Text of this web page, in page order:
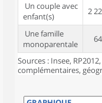
Un couple avec
enfant(s)
2
Une famille
monoparentale
Sources : Insee,
complémentaires,